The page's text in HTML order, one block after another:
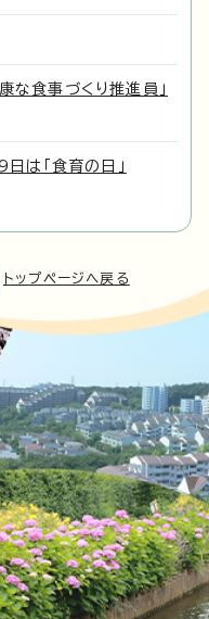
な食事づくり推進員」
は「食育の日」
トップページへ戻る